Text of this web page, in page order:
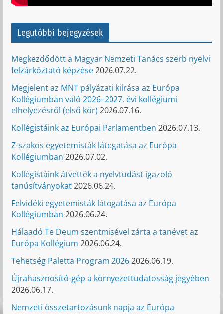
Legutóbbi bejegyzések
Megkezdődött a Magyar Nemzeti Tanács szerb nyelvi
felzárkóztató képzése2026.07.22.
Megjelent az MNT pályázati kiírása az Európa
Kollégiumban való 2026–2027. évi kollégiumi
elhelyezésről (első kör) 2026.07.16.
Kollégistáink az Európai Parlamentben 2026.07.13.
Z-szakos egyetemisták látogatása az Európa
Kollégiumban 2026.07.02.
Kollégistáink átvették a nyelvtudást igazoló
tanúsítványokat2026.06.24.
Felvidéki egyetemisták látogatása az Európa
Kollégiumban 2026.06.24.
Hálaadó Te Deum szentmisével zárta a tanévet az
Európa Kollégium 2026.06.24.
Tehetség Paletta Program 20262026.06.19.
Újrahasznosító-gép a környezettudatosság jegyében
2026.06.17.
Nemzeti összetartozásunk napja az Európa